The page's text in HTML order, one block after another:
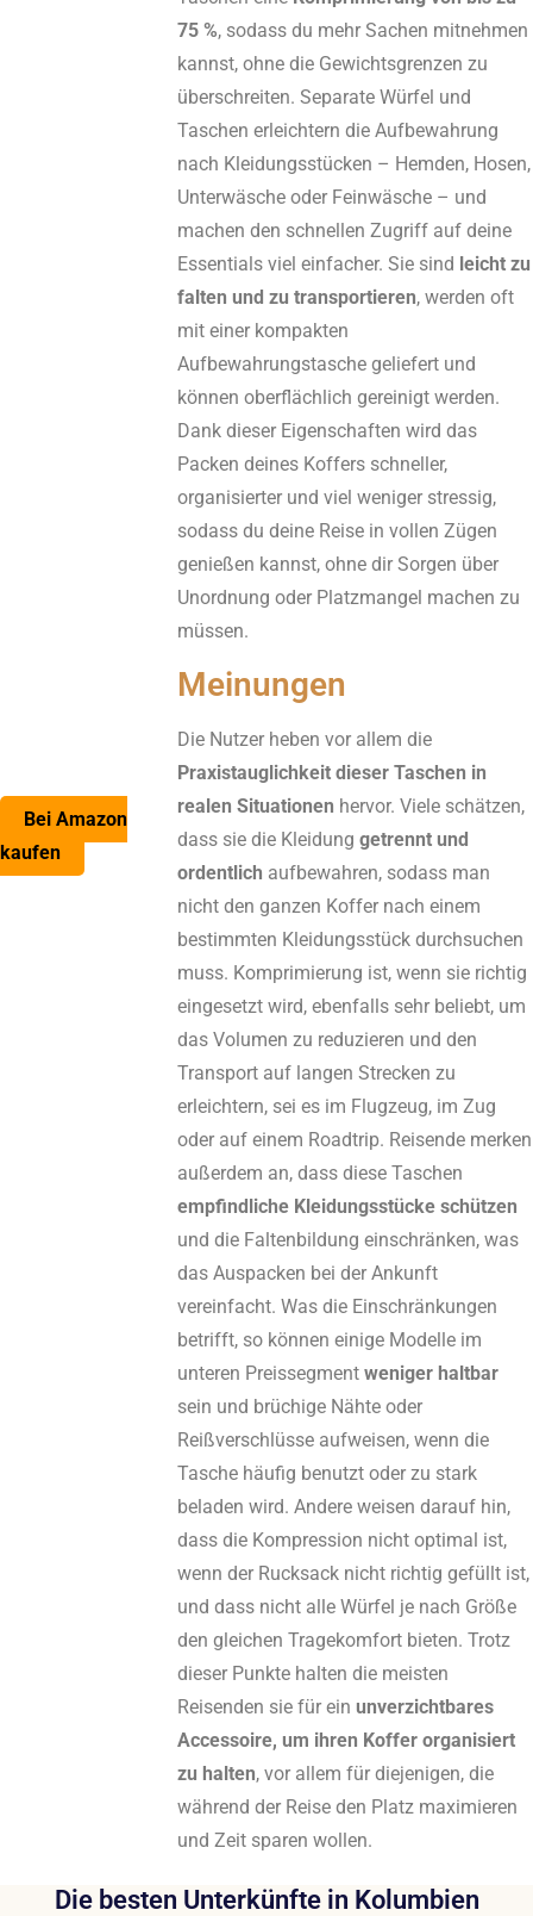
Bei Amazon
kaufen
75 %, sodass du mehr Sachen mitnehmen
kannst, ohne die Gewichtsgrenzen zu
überschreiten. Separate Würfel und
Taschen erleichtern die Aufbewahrung
nach Kleidungsstücken – Hemden, Hosen,
Unterwäsche oder Feinwäsche – und
machen den schnellen Zugriff auf deine
Essentials viel einfacher. Sie sind leicht zu
falten und zu transportieren, werden oft
mit einer kompakten
Aufbewahrungstasche geliefert und
können oberflächlich gereinigt werden.
Dank dieser Eigenschaften wird das
Packen deines Koffers schneller,
organisierter und viel weniger stressig,
sodass du deine Reise in vollen Zügen
genießen kannst, ohne dir Sorgen über
Unordnung oder Platzmangel machen zu
müssen.
Meinungen
Die Nutzer heben vor allem die
Praxistauglichkeit dieser Taschen in
realen Situationen hervor. Viele schätzen,
dass sie die Kleidunggetrennt und
ordentlich aufbewahren, sodass man
nicht den ganzen Koffer nach einem
bestimmten Kleidungsstück durchsuchen
muss. Komprimierung ist, wenn sie richtig
eingesetzt wird, ebenfalls sehr beliebt, um
das Volumen zu reduzieren und den
Transport auf langen Strecken zu
erleichtern, sei es im Flugzeug, im Zug
oder auf einem Roadtrip. Reisende merken
außerdem an, dass diese Taschen
empfindliche Kleidungsstücke schützen
und die Faltenbildung einschränken, was
das Auspacken bei der Ankunft
vereinfacht. Was die Einschränkungen
betrifft, so können einige Modelle im
unteren Preissegmentweniger haltbar
sein und brüchige Nähte oder
Reißverschlüsse aufweisen, wenn die
Tasche häufig benutzt oder zu stark
beladen wird. Andere weisen darauf hin,
dass die Kompression nicht optimal ist,
wenn der Rucksack nicht richtig gefüllt ist,
und dass nicht alle Würfel je nach Größe
den gleichen Tragekomfort bieten. Trotz
dieser Punkte halten die meisten
Reisenden sie für einunverzichtbares
Accessoire, um ihren Koffer organisiert
zu halten, vor allem für diejenigen, die
während der Reise den Platz maximieren
und Zeit sparen wollen.
Die besten Unterkünfte in Kolumbien